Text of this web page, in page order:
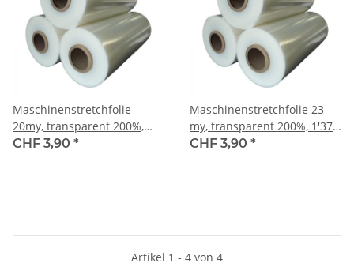
Maschinenstretchfolie
20my, transparent 200%,
1'650 m, 16 kg / Rolle
CHF 3,90 *
Maschinenstretchfolie 23
my, transparent 200%, 1'370
m, 16 kg / Rolle
CHF 3,90 *
Artikel 1 - 4 von 4